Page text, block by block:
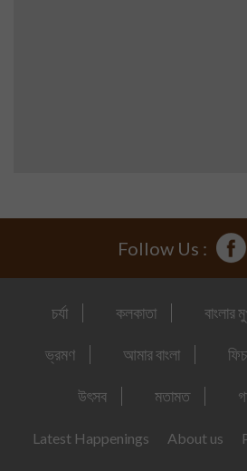
Follow Us :
চর্যা কলকাতা বাংলার
ভ্রমণ আমার বাংলা
উৎসব মতামত
Latest Happenings About us